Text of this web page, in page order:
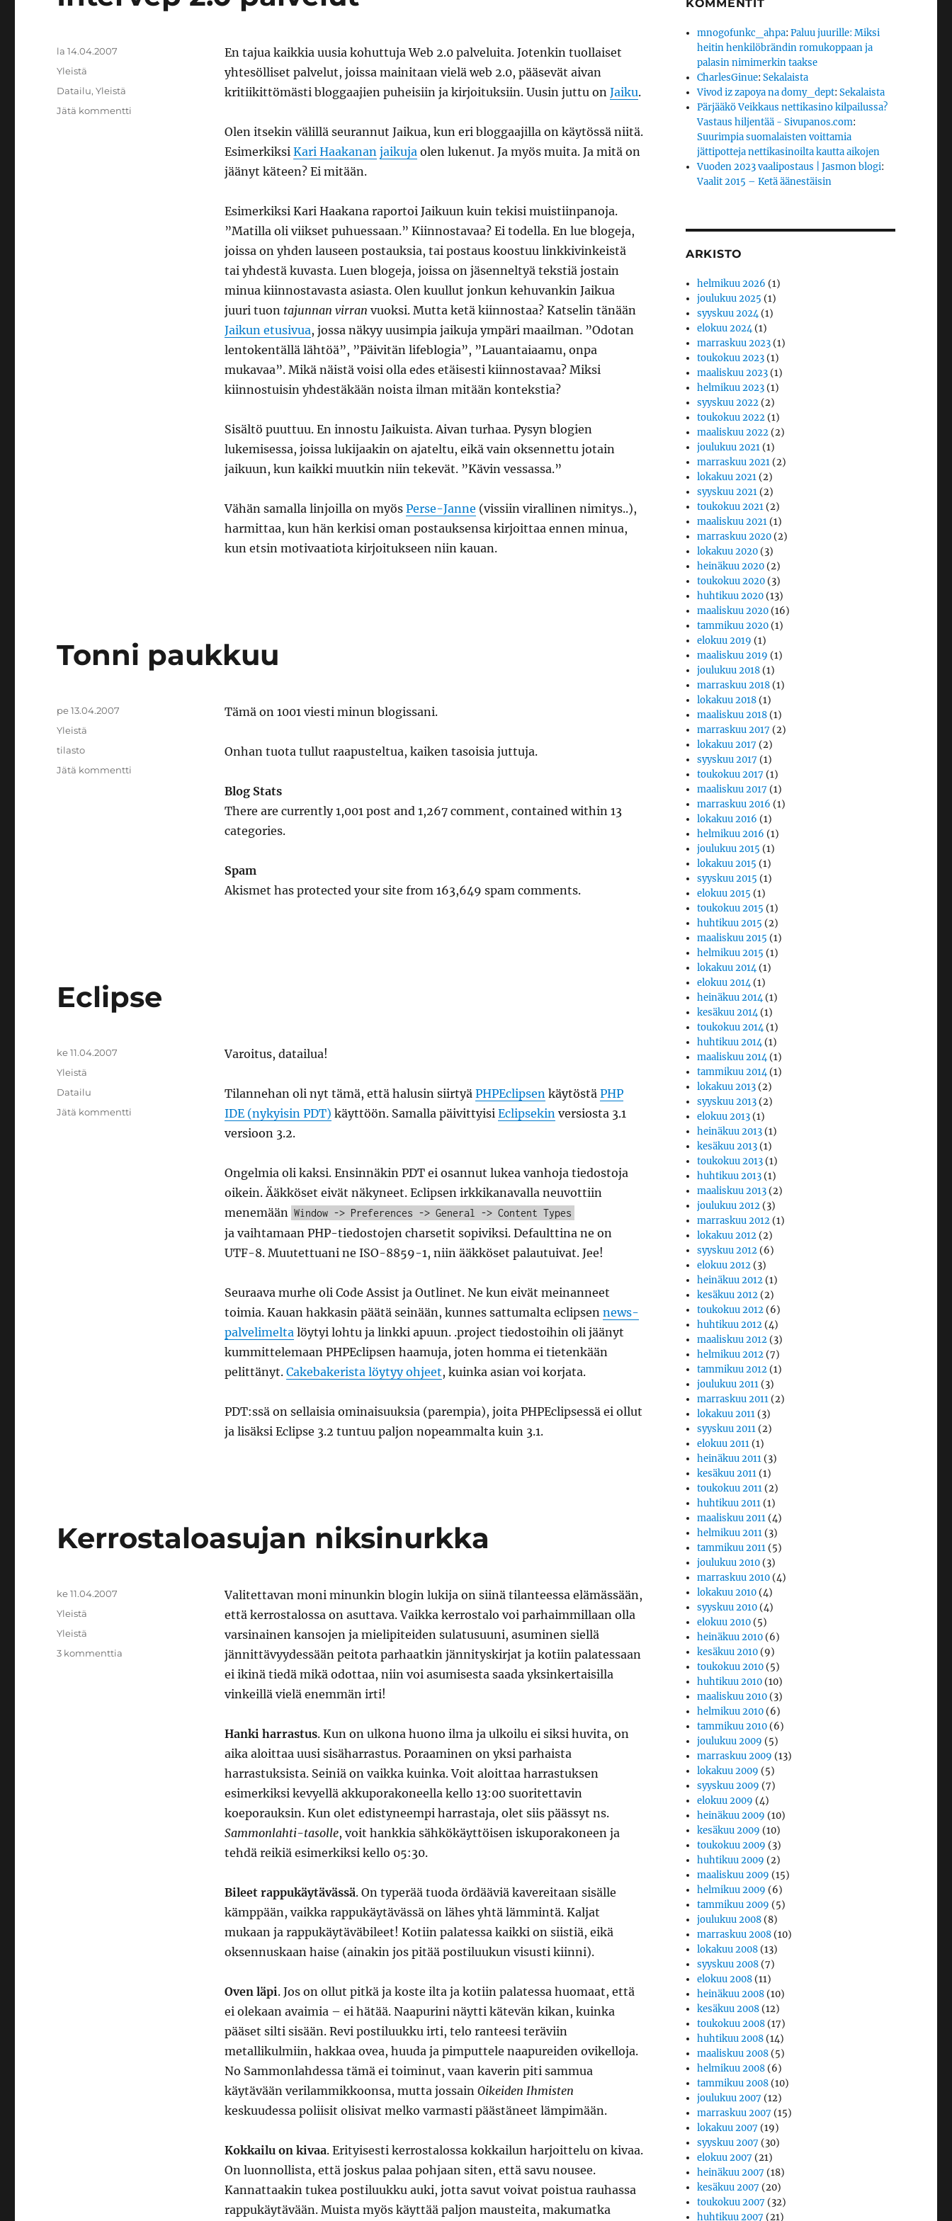
En tajua kaikkia uusia kohuttuja Web 2.0 palveluita. Jotenkin tuollaiset
yhtesölliset palvelut, joissa mainitaan vielä web 2.0, pääsevät aivan
kritiikittömästi bloggaajien puheisiin ja kirjoituksiin. Uusin juttu on Jaiku.
Olen itsekin välillä seurannut Jaikua, kun eri bloggaajilla on käytössä niitä.
Esimerkiksi Kari Haakanan jaikujaolen lukenut. Ja myös muita. Ja mitä on
jäänyt käteen? Ei mitään.
Esimerkiksi Kari Haakana raportoi Jaikuun kuin tekisi muistiinpanoja.
”Matilla oli viikset puhuessaan.” Kiinnostavaa? Ei todella. En lue blogeja,
joissa on yhden lauseen postauksia, tai postaus koostuu linkkivinkeistä
tai yhdestä kuvasta. Luen blogeja, joissa on jäsenneltyä tekstiä jostain
minua kiinnostavasta asiasta. Olen kuullut jonkun kehuvankin Jaikua
juuri tuon tajunnan virran vuoksi. Mutta ketä kiinnostaa? Katselin tänään
Jaikun etusivua, jossa näkyy uusimpia jaikuja ympäri maailman. ”Odotan
lentokentällä lähtöä”, ”Päivitän lifeblogia”, ”Lauantaiaamu, onpa
mukavaa”. Mikä näistä voisi olla edes etäisesti kiinnostavaa? Miksi
kiinnostuisin yhdestäkään noista ilman mitään kontekstia?
Sisältö puuttuu. En innostu Jaikuista. Aivan turhaa. Pysyn blogien
lukemisessa, joissa lukijaakin on ajateltu, eikä vain oksennettu jotain
jaikuun, kun kaikki muutkin niin tekevät. ”Kävin vessassa.”
Vähän samalla linjoilla on myös Perse-Janne (vissiin virallinen nimitys..),
harmittaa, kun hän kerkisi oman postauksensa kirjoittaa ennen minua,
kun etsin motivaatiota kirjoitukseen niin kauan.
Julkaistu
la 14.04.2007
Kategoriat
Yleistä
Avainsanat
Datailu,Yleistä
Jätä kommentti
Tonni paukkuu
Tämä on 1001 viesti minun blogissani.
Onhan tuota tullut raapusteltua, kaiken tasoisia juttuja.
Blog Stats
There are currently 1,001 post and 1,267 comment, contained within 13
categories.
Spam
Akismet has protected your site from 163,649 spam comments.
Julkaistu
pe 13.04.2007
Kategoriat
Yleistä
Avainsanat
tilasto
Jätä kommentti
Eclipse
Varoitus, datailua!
Tilannehan oli nyt tämä, että halusin siirtyä PHPEclipsenkäytöstä PHP
IDE (nykyisin PDT) käyttöön. Samalla päivittyisi Eclipsekinversiosta 3.1
versioon 3.2.
Ongelmia oli kaksi. Ensinnäkin PDT ei osannut lukea vanhoja tiedostoja
oikein. Ääkköset eivät näkyneet. Eclipsen irkkikanavalla neuvottiin
menemään Window -> Preferences -> General -> Content Types
ja vaihtamaan PHP-tiedostojen charsetit sopiviksi. Defaulttina ne on
UTF-8. Muutettuani ne ISO-8859-1, niin ääkköset palautuivat. Jee!
Seuraava murhe oli Code Assist ja Outlinet. Ne kun eivät meinanneet
toimia. Kauan hakkasin päätä seinään, kunnes sattumalta eclipsen news-
palvelimeltalöytyi lohtu ja linkki apuun. .project tiedostoihin oli jäänyt
kummittelemaan PHPEclipsen haamuja, joten homma ei tietenkään
pelittänyt. Cakebakerista löytyy ohjeet, kuinka asian voi korjata.
PDT:ssä on sellaisia ominaisuuksia (parempia), joita PHPEclipsessä ei ollut
ja lisäksi Eclipse 3.2 tuntuu paljon nopeammalta kuin 3.1.
Julkaistu
ke 11.04.2007
Kategoriat
Yleistä
Avainsanat
Datailu
Jätä kommentti
Kerrostaloasujan niksinurkka
Valitettavan moni minunkin blogin lukija on siinä tilanteessa elämässään,
että kerrostalossa on asuttava. Vaikka kerrostalo voi parhaimmillaan olla
varsinainen kansojen ja mielipiteiden sulatusuuni, asuminen siellä
jännittävyydessään peitota parhaatkin jännityskirjat ja kotiin palatessaan
ei ikinä tiedä mikä odottaa, niin voi asumisesta saada yksinkertaisilla
vinkeillä vielä enemmän irti!
Hanki harrastus. Kun on ulkona huono ilma ja ulkoilu ei siksi huvita, on
aika aloittaa uusi sisäharrastus. Poraaminen on yksi parhaista
harrastuksista. Seiniä on vaikka kuinka. Voit aloittaa harrastuksen
esimerkiksi kevyellä akkuporakoneella kello 13:00 suoritettavin
koeporauksin. Kun olet edistyneempi harrastaja, olet siis päässyt ns.
Sammonlahti-tasolle, voit hankkia sähkökäyttöisen iskuporakoneen ja
tehdä reikiä esimerkiksi kello 05:30.
Bileet rappukäytävässä. On typerää tuoda ördääviä kavereitaan sisälle
kämppään, vaikka rappukäytävässä on lähes yhtä lämmintä. Kaljat
mukaan ja rappukäytäväbileet! Kotiin palatessa kaikki on siistiä, eikä
oksennuskaan haise (ainakin jos pitää postiluukun visusti kiinni).
Oven läpi. Jos on ollut pitkä ja koste ilta ja kotiin palatessa huomaat, että
ei olekaan avaimia – ei hätää. Naapurini näytti kätevän kikan, kuinka
pääset silti sisään. Revi postiluukku irti, telo ranteesi teräviin
metallikulmiin, hakkaa ovea, huuda ja pimputtele naapureiden ovikelloja.
No Sammonlahdessa tämä ei toiminut, vaan kaverin piti sammua
käytävään verilammikkoonsa, mutta jossain Oikeiden Ihmisten
keskuudessa poliisit olisivat melko varmasti päästäneet lämpimään.
Kokkailu on kivaa. Erityisesti kerrostalossa kokkailun harjoittelu on kivaa.
On luonnollista, että joskus palaa pohjaan siten, että savu nousee.
Kannattaakin tukea postiluukku auki, jotta savut voivat poistua rauhassa
rappukäytävään. Muista myös käyttää paljon mausteita, makumatka
Julkaistu
ke 11.04.2007
Kategoriat
Yleistä
Avainsanat
Yleistä
3 kommenttia
KOMMENTIT
mnogofunkc_ahpa:Paluu juurille: Miksi
heitin henkilöbrändin romukoppaan ja
palasin nimimerkin taakse
CharlesGinue:Sekalaista
Vivod iz zapoya na domy_dept:Sekalaista
Pärjääkö Veikkaus nettikasino kilpailussa?
Vastaus hiljentää - Sivupanos.com:
Suurimpia suomalaisten voittamia
jättipotteja nettikasinoilta kautta aikojen
Vuoden 2023 vaalipostaus | Jasmon blogi:
Vaalit 2015 – Ketä äänestäisin
ARKISTO
helmikuu 2026 (1)
joulukuu 2025 (1)
syyskuu 2024(1)
elokuu 2024(1)
marraskuu 2023 (1)
toukokuu 2023 (1)
maaliskuu 2023 (1)
helmikuu 2023 (1)
syyskuu 2022 (2)
toukokuu 2022 (1)
maaliskuu 2022 (2)
joulukuu 2021 (1)
marraskuu 2021 (2)
lokakuu 2021 (2)
syyskuu 2021 (2)
toukokuu 2021 (2)
maaliskuu 2021 (1)
marraskuu 2020 (2)
lokakuu 2020 (3)
heinäkuu 2020 (2)
toukokuu 2020 (3)
huhtikuu 2020 (13)
maaliskuu 2020 (16)
tammikuu 2020 (1)
elokuu 2019 (1)
maaliskuu 2019 (1)
joulukuu 2018 (1)
marraskuu 2018 (1)
lokakuu 2018 (1)
maaliskuu 2018 (1)
marraskuu 2017 (2)
lokakuu 2017 (2)
syyskuu 2017 (1)
toukokuu 2017 (1)
maaliskuu 2017 (1)
marraskuu 2016 (1)
lokakuu 2016 (1)
helmikuu 2016 (1)
joulukuu 2015 (1)
lokakuu 2015 (1)
syyskuu 2015 (1)
elokuu 2015 (1)
toukokuu 2015 (1)
huhtikuu 2015 (2)
maaliskuu 2015 (1)
helmikuu 2015 (1)
lokakuu 2014(1)
elokuu 2014(1)
heinäkuu 2014(1)
kesäkuu 2014(1)
toukokuu 2014(1)
huhtikuu 2014(1)
maaliskuu 2014(1)
tammikuu 2014(1)
lokakuu 2013 (2)
syyskuu 2013 (2)
elokuu 2013 (1)
heinäkuu 2013 (1)
kesäkuu 2013 (1)
toukokuu 2013 (1)
huhtikuu 2013 (1)
maaliskuu 2013 (2)
joulukuu 2012 (3)
marraskuu 2012 (1)
lokakuu 2012 (2)
syyskuu 2012 (6)
elokuu 2012 (3)
heinäkuu 2012 (1)
kesäkuu 2012 (2)
toukokuu 2012 (6)
huhtikuu 2012 (4)
maaliskuu 2012 (3)
helmikuu 2012 (7)
tammikuu 2012 (1)
joulukuu 2011 (3)
marraskuu 2011 (2)
lokakuu 2011 (3)
syyskuu 2011 (2)
elokuu 2011 (1)
heinäkuu 2011 (3)
kesäkuu 2011 (1)
toukokuu 2011 (2)
huhtikuu 2011 (1)
maaliskuu 2011 (4)
helmikuu 2011 (3)
tammikuu 2011 (5)
joulukuu 2010 (3)
marraskuu 2010 (4)
lokakuu 2010 (4)
syyskuu 2010 (4)
elokuu 2010 (5)
heinäkuu 2010 (6)
kesäkuu 2010 (9)
toukokuu 2010 (5)
huhtikuu 2010 (10)
maaliskuu 2010 (3)
helmikuu 2010 (6)
tammikuu 2010 (6)
joulukuu 2009 (5)
marraskuu 2009 (13)
lokakuu 2009 (5)
syyskuu 2009 (7)
elokuu 2009 (4)
heinäkuu 2009 (10)
kesäkuu 2009 (10)
toukokuu 2009 (3)
huhtikuu 2009 (2)
maaliskuu 2009 (15)
helmikuu 2009 (6)
tammikuu 2009 (5)
joulukuu 2008 (8)
marraskuu 2008 (10)
lokakuu 2008 (13)
syyskuu 2008 (7)
elokuu 2008 (11)
heinäkuu 2008 (10)
kesäkuu 2008 (12)
toukokuu 2008 (17)
huhtikuu 2008 (14)
maaliskuu 2008 (5)
helmikuu 2008 (6)
tammikuu 2008 (10)
joulukuu 2007 (12)
marraskuu 2007 (15)
lokakuu 2007 (19)
syyskuu 2007 (30)
elokuu 2007 (21)
heinäkuu 2007 (18)
kesäkuu 2007 (20)
toukokuu 2007 (32)
huhtikuu 2007 (21)